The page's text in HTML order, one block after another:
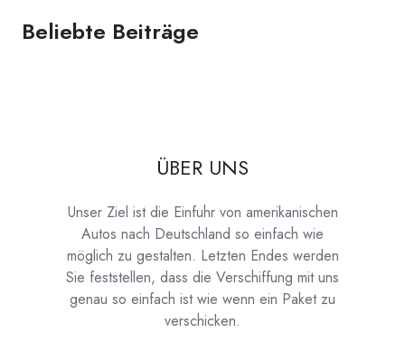
Beliebte Beiträge
ÜBER UNS
Unser Ziel ist die Einfuhr von amerikanischen
Autos nach Deutschland so einfach wie
möglich zu gestalten. Letzten Endes werden
Sie feststellen, dass die Verschiffung mit uns
genau so einfach ist wie wenn ein Paket zu
verschicken.